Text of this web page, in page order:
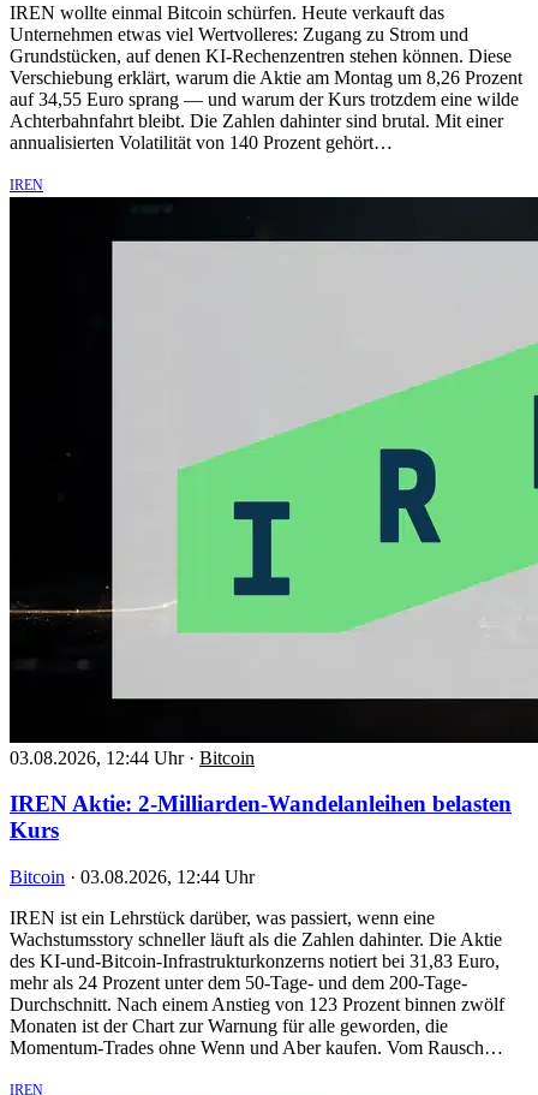
IREN wollte einmal Bitcoin schürfen. Heute verkauft das
Unternehmen etwas viel Wertvolleres: Zugang zu Strom und
Grundstücken, auf denen KI-Rechenzentren stehen können. Diese
Verschiebung erklärt, warum die Aktie am Montag um 8,26 Prozent
auf 34,55 Euro sprang — und warum der Kurs trotzdem eine wilde
Achterbahnfahrt bleibt. Die Zahlen dahinter sind brutal. Mit einer
annualisierten Volatilität von 140 Prozent gehört…
IREN
03.08.2026, 12:44 Uhr · Bitcoin
IREN Aktie: 2-Milliarden-Wandelanleihen belasten
Kurs
Bitcoin · 03.08.2026, 12:44 Uhr
IREN ist ein Lehrstück darüber, was passiert, wenn eine
Wachstumsstory schneller läuft als die Zahlen dahinter. Die Aktie
des KI-und-Bitcoin-Infrastrukturkonzerns notiert bei 31,83 Euro,
mehr als 24 Prozent unter dem 50-Tage- und dem 200-Tage-
Durchschnitt. Nach einem Anstieg von 123 Prozent binnen zwölf
Monaten ist der Chart zur Warnung für alle geworden, die
Momentum-Trades ohne Wenn und Aber kaufen. Vom Rausch…
IREN